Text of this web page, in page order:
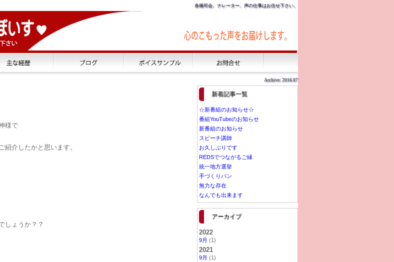
各種司会、ナレーター、声の仕事はお任せ下さい。
Archive: 2016.07
様で
紹介したかと思います。
しょうか？？
新着記事一覧
☆新番組のお知らせ☆
番組YouTubeのお知らせ
新番組のお知らせ
スピーチ講師
お久しぶりです
REDSでつながるご縁
統一地方選挙
手づくりパン
無力な存在
なんでも出来ます
アーカイブ
2022
9月 (1)
2021
9月 (1)